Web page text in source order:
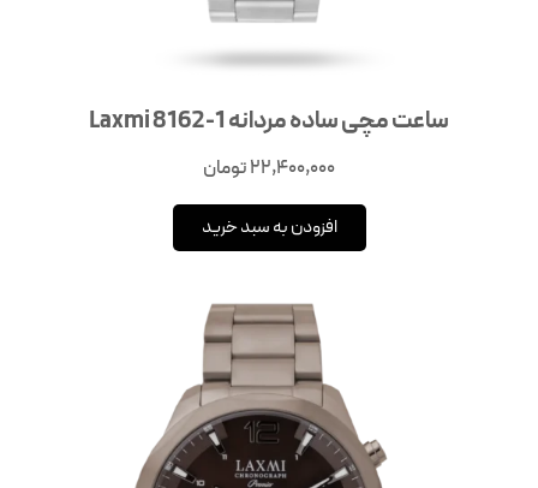
ساعت مچی ساده مردانه Laxmi 8162-1
22,400,000تومان
افزودن به سبد خرید